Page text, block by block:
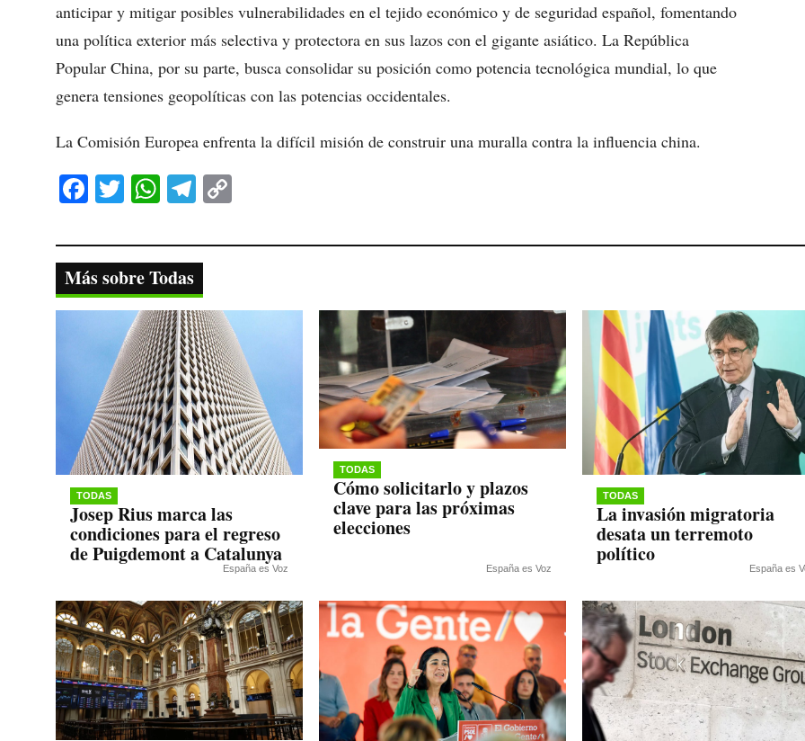
anticipar y mitigar posibles vulnerabilidades en el tejido económico y de seguridad español, fomentando
una política exterior más selectiva y protectora en sus lazos con el gigante asiático. La República
Popular China, por su parte, busca consolidar su posición como potencia tecnológica mundial, lo que
genera tensiones geopolíticas con las potencias occidentales.
La Comisión Europea enfrenta la difícil misión de construir una muralla contra la influencia china.
Fa
ce
bo
ok
T
wi
tte
r
W
ha
ts
A
pp
Te
le
gr
a
m
y
nk
Más sobre Todas
TODAS
Josep Rius marca las
condiciones para el regreso
de Puigdemont a Catalunya
España es Voz
TODAS
Cómo solicitarlo y plazos
clave para las próximas
elecciones
España es Voz
TODAS
La invasión migratoria
desata un terremoto
político
España es